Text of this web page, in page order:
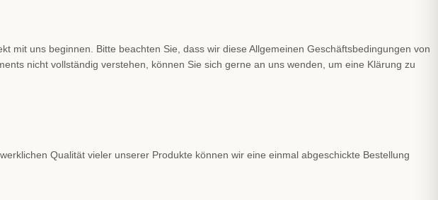
mit uns beginnen. Bitte beachten Sie, dass wir diese Allgemeinen Geschäftsbedingungen von
nicht vollständig verstehen, können Sie sich gerne an uns wenden, um eine Klärung zu
Qualität vieler unserer Produkte können wir eine einmal abgeschickte Bestellung